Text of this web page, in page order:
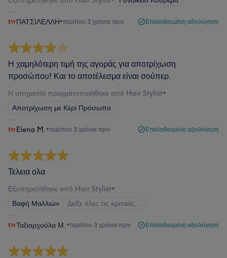
ΠΑΤΣΙΛΕΛΛΗ•περίπου 3 χρόνια πριν Επαληθευμένη αξιολόγηση
Η χαμηλότερη τιμή της αγοράς για αποτρίχωση
προσώπου! Και το αποτέλεσμα είναι σούπερ.
Η υπηρεσία πραγματοποιήθηκε από Hair Stylist•
Αποτρίχωση με Κερί Πρόσωπο
Elena M. •περίπου 3 χρόνια πριν Επαληθευμένη αξιολόγηση
Τελεια ολα
Εξυπηρετήθηκε από Hair Stylist•
Βαφή Μαλλιών
Δείξε όλες τις κριτικές…
Ταξιαρχούλα Μ. •περίπου 3 χρόνια πριν Επαληθευμένη αξιολόγηση